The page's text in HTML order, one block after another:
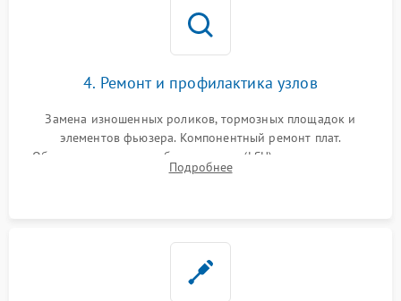
4. Ремонт и профилактика узлов
Замена изношенных роликов, тормозных площадок и
элементов фьюзера. Компонентный ремонт плат.
Обязательная очистка блока лазера (LSU), зеркал и тракта
печати от просыпанного тонера и бумажной пыли.
Подробнее